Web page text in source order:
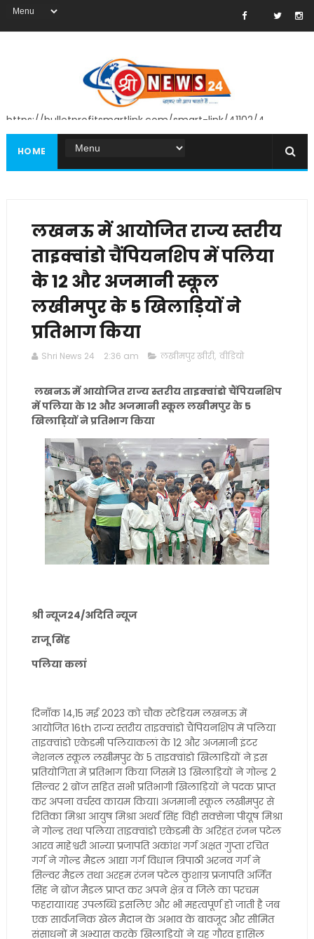
https://bulletprofitsmartlink.com/smart-link/41102/4
HOME
लखनऊ में आयोजित राज्य स्तरीय
ताइक्वांडो चैंपियनशिप में पलिया
के 12 और अजमानी स्कूल
लखीमपुर के 5 खिलाड़ियों ने
प्रतिभाग किया
Shri News 24 2:36 am लखीमपुर खीरी, वीडियो
लखनऊ में आयोजित राज्य स्तरीय ताइक्वांडो चैंपियनशिप
में पलिया के 12 और अजमानी स्कूल लखीमपुर के 5
खिलाड़ियों ने प्रतिभाग किया
श्री न्यूज24/अदिति न्यूज
राजू सिंह
पलिया कलां
दिनाँक 14,15 मई 2023 को चौक स्टेडियम लखनऊ में
आयोजित 16th राज्य स्तरीय ताइक्वांडो चैंपियनशिप में पलिया
ताइक्वांडो एकेडमी पलियाकलां के 12 और अजमानी इंटर
नेशनल स्कूल लखीमपुर के 5 ताइक्वांडो खिलाड़ियों ने इस
प्रतियोगिता में प्रतिभाग किया जिसमें 13 खिलाड़ियों ने गोल्ड 2
सिल्वर 2 ब्रोंज सहित सभी प्रतिभागी खिलाड़ियों ने पदक प्राप्त
कर अपना वर्चस्व कायम किया। अजमानी स्कूल लखीमपुर से
रितिका मिश्रा आयुष मिश्रा अथर्व सिंह विही सक्सेना पीयूष मिश्रा
ने गोल्ड तथा पलिया ताइक्वांडो एकेडमी के अरिहंत रंजन पटेल
आरव माहेश्वरी आन्या प्रजापति अकांश गर्ग अक्षत गुप्ता रचित
गर्ग ने गोल्ड मैडल आद्या गर्ग विधान त्रिपाठी अरनव गर्ग ने
सिल्वर मैडल तथा अरहम रंजन पटेल कुशाग्र प्रजापति अर्जित
सिंह ने ब्रोंज मैडल प्राप्त कर अपने क्षेत्र व जिले का परचम
फहराया।यह उपलब्धि इसलिए और भी महत्वपूर्ण हो जाती है जब
एक सार्वजनिक खेल मैदान के अभाव के बावजूद और सीमित
संसाधनों में अभ्यास करके खिलाड़ियों ने यह गौरव हासिल